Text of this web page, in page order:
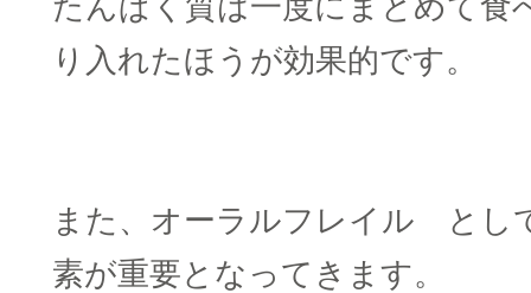
り入れたほうが効果的です。
また、オーラルフレイル とし
素が重要となってきます。